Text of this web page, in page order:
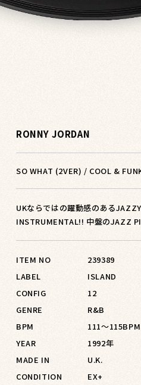
RONNY JORDAN
SO WHAT (2VER) / COOL &
UKならではの躍動感のある
INSTRUMENTAL!! 中盤のJAZZ
ITEM NO
239389
LABEL
ISLAND
CONFIG
12
GENRE
R&B
BPM
111〜115BPM
YEAR
1992年
MADE IN
U.K.
CONDITION
EX+